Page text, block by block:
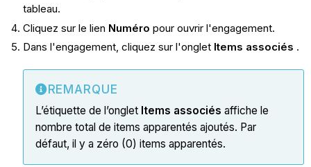
tableau.
Cliquez sur le lien Numéro pour ouvrir l'engagement.
Dans l'engagement, cliquez sur l'onglet Items associés .
REMARQUE
L’étiquette de l’onglet Items associés affiche le
nombre total de items apparentés ajoutés. Par
défaut, il y a zéro (0) items apparentés.